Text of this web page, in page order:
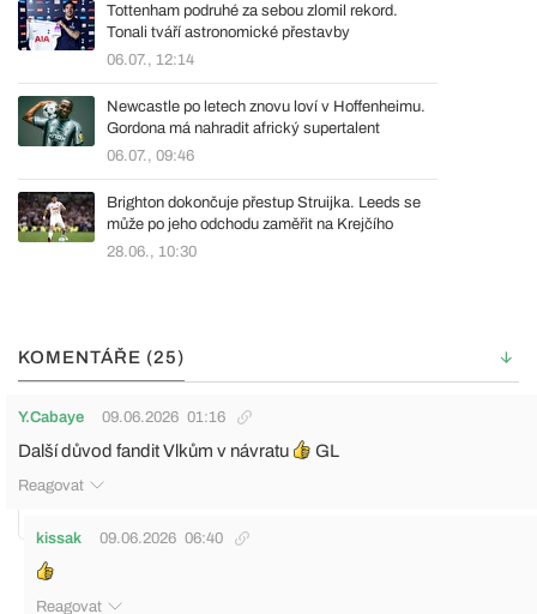
Tottenham podruhé za sebou zlomil rekord.
Tonali tváří astronomické přestavby
06.07., 12:14
Newcastle po letech znovu loví v Hoffenheimu.
Gordona má nahradit africký supertalent
06.07., 09:46
Brighton dokončuje přestup Struijka. Leeds se
může po jeho odchodu zaměřit na Krejčího
28.06., 10:30
KOMENTÁŘE (25)
Y.Cabaye 09.06.2026 01:16
Další důvod fandit Vlkům v návratu GL
Reagovat
kissak 09.06.2026 06:40
Reagovat